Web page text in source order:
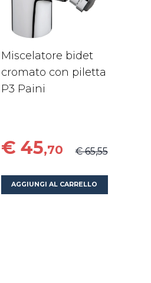
Miscelatore bidet
cromato con piletta
P3 Paini
€ 45,70 € 65,55
AGGIUNGI AL CARRELLO